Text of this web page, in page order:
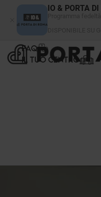
IO & PORTA
FAQ
IL TUO CENTRO
Pannello di gestione dei